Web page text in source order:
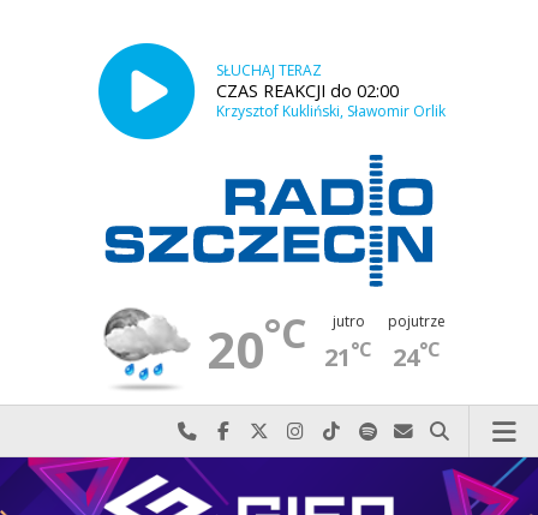
SŁUCHAJ TERAZ
CZAS REAKCJI do 02:00
Krzysztof Kukliński, Sławomir Orlik
20°C jutro
21°C
pojutrze
24°C
Najlepiej po prostu do nas zadzwoń
Odwiedź nas na Facebook-u
Odwiedź nas na X
Odwiedź nas na Instagram-ie
Odwiedź nas na TikTok-u
Szukaj nas na Spotify
Wyślij do nas
Szukaj